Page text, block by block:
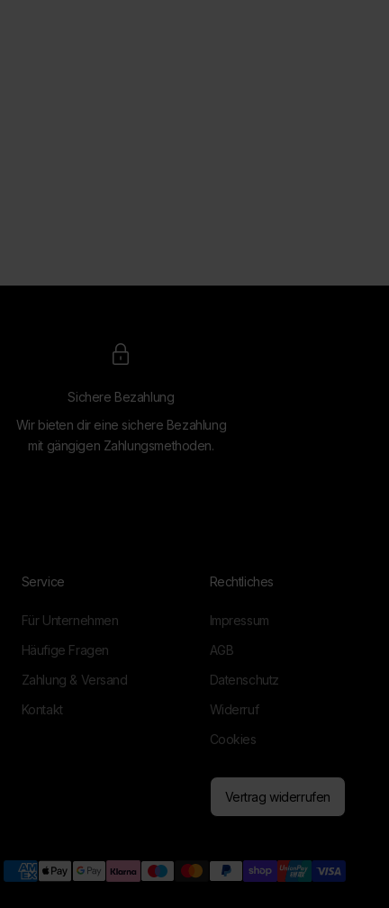
Sichere Bezahlung
Wir bieten dir eine sichere Bezahlung
mit gängigen Zahlungsmethoden.
Service
Für Unternehmen
Häufige Fragen
Zahlung & Versand
Kontakt
Rechtliches
Impressum
AGB
Datenschutz
Widerruf
Cookies
Vertrag widerrufen